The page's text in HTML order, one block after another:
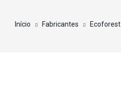
Início Fabricantes Ecoforest